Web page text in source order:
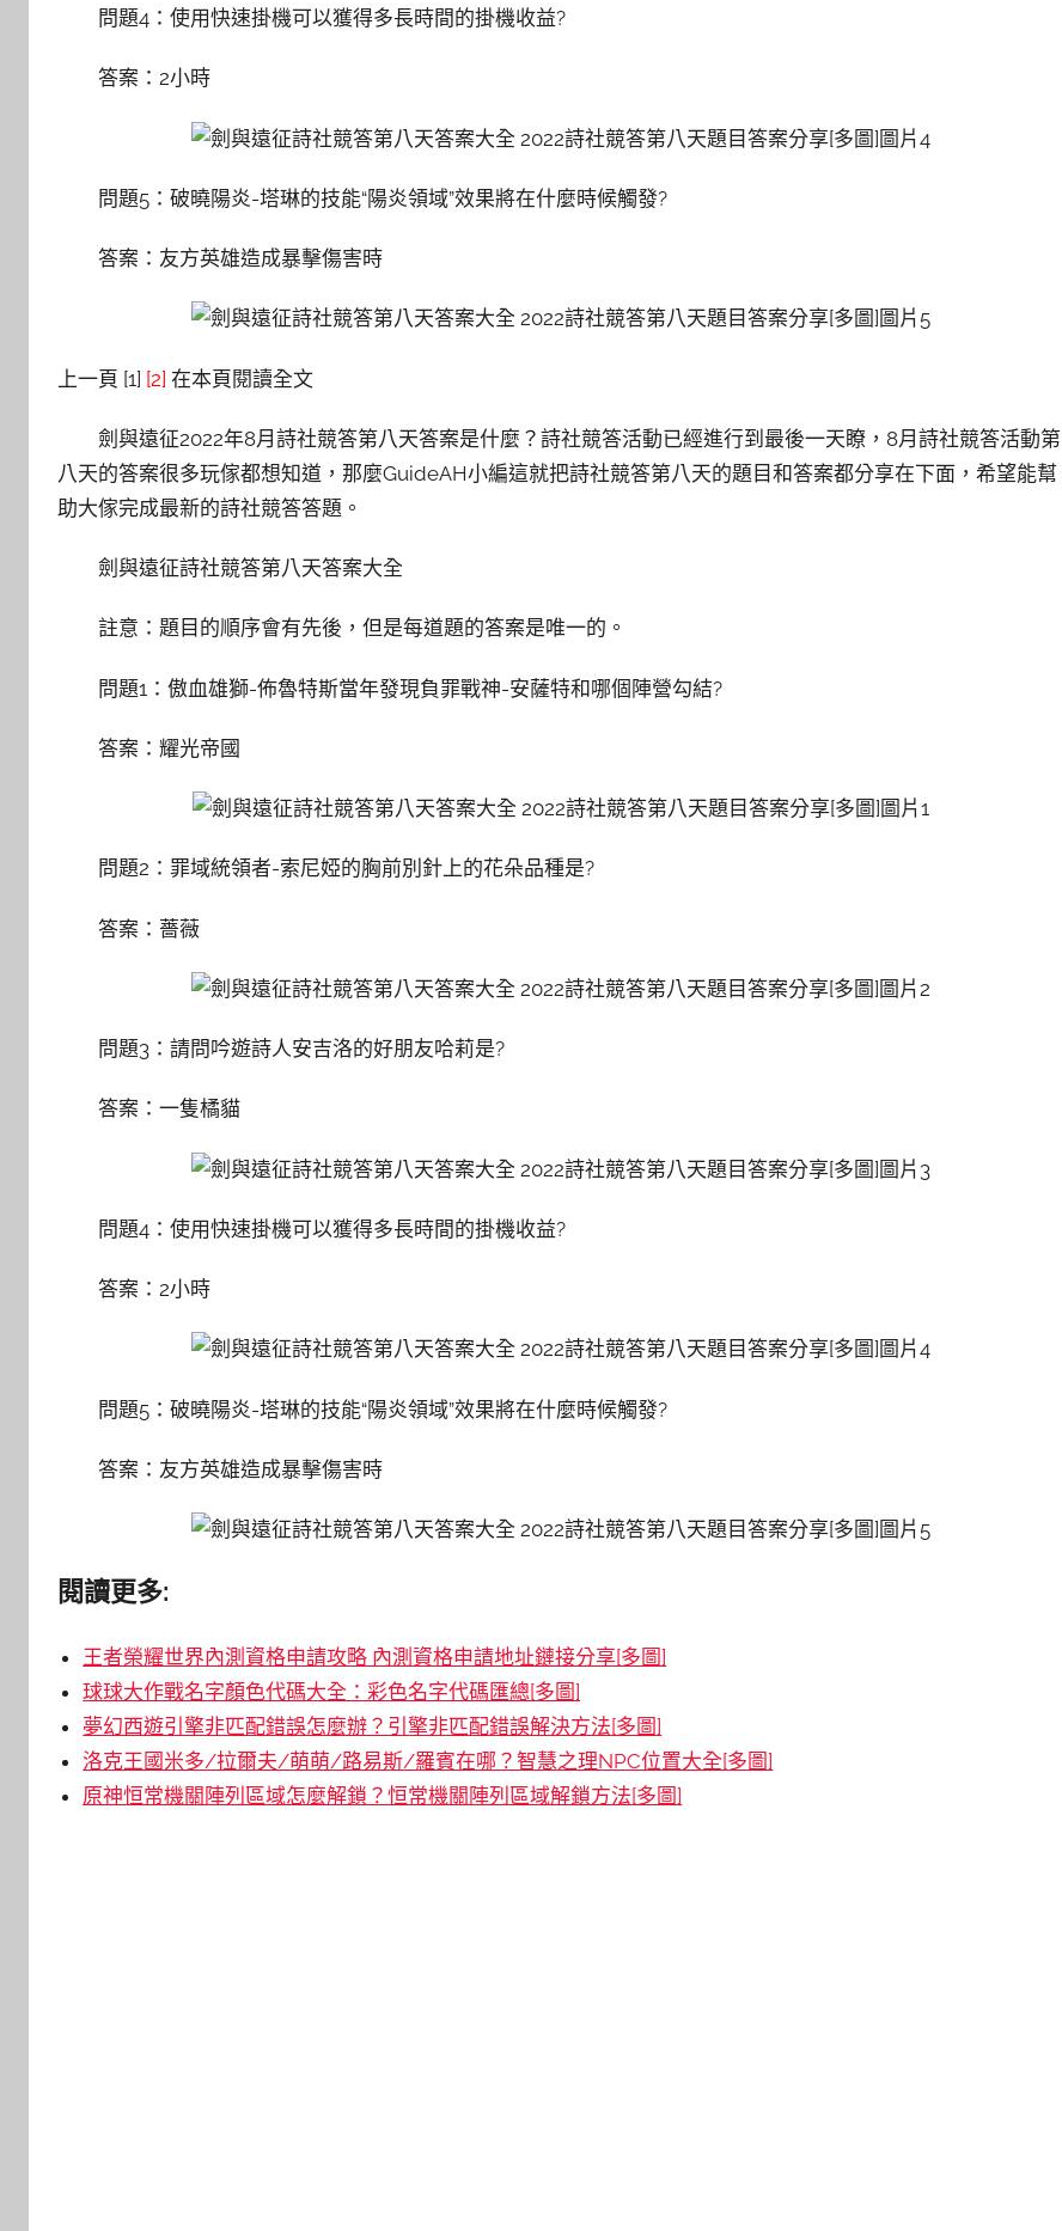
問題4：使用快速掛機可以獲得多長時間的掛機收益?
答案：2小時
問題5：破曉陽炎-塔琳的技能“陽炎領域”效果將在什麼時候觸發?
答案：友方英雄造成暴擊傷害時
上一頁 [1] [2] 在本頁閱讀全文
劍與遠征2022年8月詩社競答第八天答案是什麼？詩社競答活動已經進行到最後一天瞭，8月詩社競答活動第
八天的答案很多玩傢都想知道，那麼GuideAH小編這就把詩社競答第八天的題目和答案都分享在下面，希望能幫
助大傢完成最新的詩社競答答題。
劍與遠征詩社競答第八天答案大全
註意：題目的順序會有先後，但是每道題的答案是唯一的。
問題1：傲血雄獅-佈魯特斯當年發現負罪戰神-安薩特和哪個陣營勾結?
答案：耀光帝國
問題2：罪域統領者-索尼婭的胸前別針上的花朵品種是?
答案：薔薇
問題3：請問吟遊詩人安吉洛的好朋友哈莉是?
答案：一隻橘貓
問題4：使用快速掛機可以獲得多長時間的掛機收益?
答案：2小時
問題5：破曉陽炎-塔琳的技能“陽炎領域”效果將在什麼時候觸發?
答案：友方英雄造成暴擊傷害時
閱讀更多:
王者榮耀世界內測資格申請攻略 內測資格申請地址鏈接分享[多圖]
球球大作戰名字顏色代碼大全：彩色名字代碼匯總[多圖]
夢幻西遊引擎非匹配錯誤怎麼辦？引擎非匹配錯誤解決方法[多圖]
洛克王國米多/拉爾夫/萌萌/路易斯/羅賓在哪？智慧之理NPC位置大全[多圖]
原神恒常機關陣列區域怎麼解鎖？恒常機關陣列區域解鎖方法[多圖]